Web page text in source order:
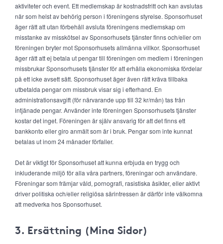
aktiviteter och event. Ett medlemskap är kostnadsfritt och kan avslutas
när som helst av behörig person i föreningens styrelse. Sponsorhuset
äger rätt att utan förbehåll avsluta föreningens medlemskap om
misstanke av misskötsel av Sponsorhusets tjänster finns och/eller om
föreningen bryter mot Sponsorhusets allmänna villkor. Sponsorhuset
äger rätt att ej betala ut pengar till föreningen om medlem i föreningen
missbrukar Sponsorhusets tjänster för att erhålla ekonomiska fördelar
på ett icke avsett sätt. Sponsorhuset äger även rätt kräva tillbaka
utbetalda pengar om missbruk visar sig i efterhand. En
administrationsavgift (för närvarande upp till 32 kr/mån) tas från
intjänade pengar. Använder inte föreningen Sponsorhusets tjänster
kostar det inget. Föreningen är själv ansvarig för att det finns ett
bankkonto eller giro anmält som är i bruk. Pengar som inte kunnat
betalas ut inom 24 månader förfaller.
Det är viktigt för Sponsorhuset att kunna erbjuda en trygg och
inkluderande miljö för alla våra partners, föreningar och användare.
Föreningar som främjar våld, pornografi, rasistiska åsikter, eller aktivt
driver politiska och/eller religiösa särintressen är därför inte välkomna
att medverka hos Sponsorhuset.
3. Ersättning (Mina Sidor)